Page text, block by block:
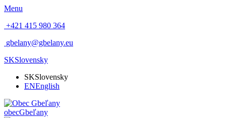
Menu
+421 415 980 364
gbelany@gbelany.eu
SKSlovensky
SKSlovensky
ENEnglish
obecGbeľany